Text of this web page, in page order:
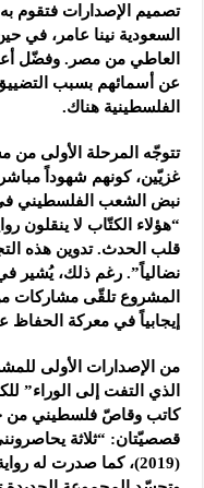
تصميم الإصدارات فتقوم
السعودية نينا عامر، في
العاطي من مصر. وفضّل
عن أسمائهم بسبب
الفلسطينية هناك.
تتوجّه المرحلة الأولى
غزيّين، كونهم شهوداً
نبض الشعب الفلسطيني
“هؤلاء الكتّاب لا ينقلون
قلب الحدث. تدوين هذه
نضالياً”. رغم ذلك، يُشير
المشروع تلقّى مشاركات
إيجابياً في معركة الحفاظ
من الإصدارات الأولى
الذي التفت إلى الوراء”
كاتب وقاصّ فلسطيني من